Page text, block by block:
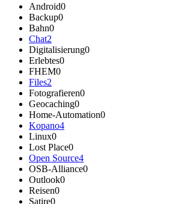
Android0
Backup0
Bahn0
Chat2
Digitalisierung0
Erlebtes0
FHEM0
Files2
Fotografieren0
Geocaching0
Home-Automation0
Kopano4
Linux0
Lost Place0
Open Source4
OSB-Alliance0
Outlook0
Reisen0
Satire0